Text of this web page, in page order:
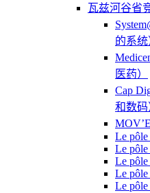
瓦兹河谷省
的系统
医药）
Cap
和数码
Le pôle
Le pôle
Le
Le pôle
Le pôle